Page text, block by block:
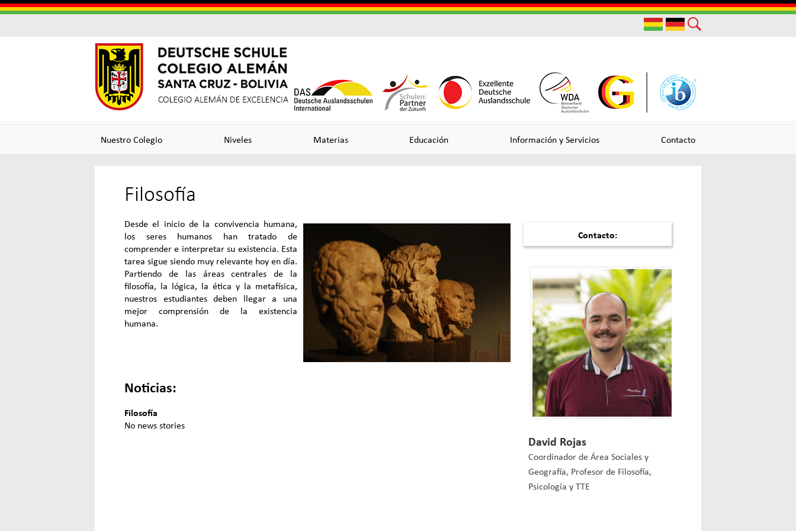
Skip
to
Colegio
Aleman
Cruz
Colegio
Alemán
Excelencia
Links
Nuestro Colegio Niveles Materias Educación Información y Servicios Contacto
Useful
Filosofía
Desde el inicio de la convivencia humana,
los seres humanos han tratado de
comprender e interpretar su existencia. Esta
tarea sigue siendo muy relevante hoy en día.
Partiendo de las áreas centrales de la
filosofía, la lógica, la ética y la metafísica,
nuestros estudiantes deben llegar a una
mejor comprensión de la existencia
humana.
Noticias:
Filosofía
No news stories
Contacto:
David Rojas
Coordinador de Área Sociales y
Geografía, Profesor de Filosofía,
Psicología y TTE